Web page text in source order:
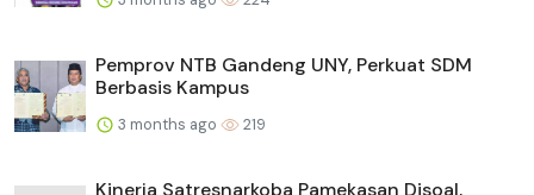
Pemprov NTB Gandeng UNY, Perkuat SDM
Berbasis Kampus
3 months ago 219
Kinerja Satresnarkoba Pamekasan Disoal,